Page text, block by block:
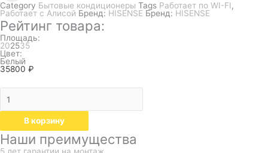
Category Бытовые кондиционеры Tags Работает по WI-FI,
Работает с Алисой Бренд: HISENSE Бренд: HISENSE
Рейтинг товара:
Площадь:
202535
Цвет:
Белый
35800 ₽
В корзину
Наши преимущества
5 лет гарантии на монтаж